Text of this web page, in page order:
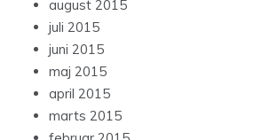
august 2015
juli 2015
juni 2015
maj 2015
april 2015
marts 2015